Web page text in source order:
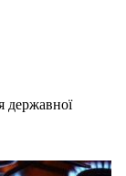
державної